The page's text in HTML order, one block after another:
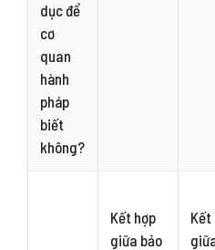
dục để
cơ
quan
hành
pháp
biết
không?
Kết hợp
giữa bảo
Kết